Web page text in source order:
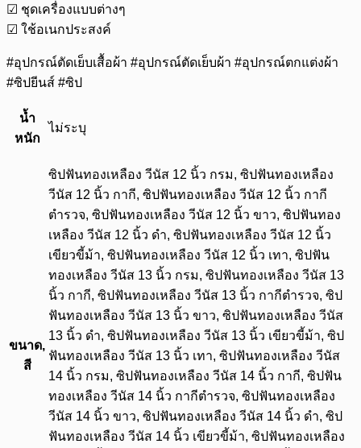
☑ ชุดเครื่องแบบต่างๆ
☑ ใช้อเนกประสงค์
#อุปกรณ์ตัดเย็บเสื้อผ้า #อุปกรณ์ตัดเย็บผ้า #อุปกรณ์ตกแต่งผ้า
#ซิปยีนส์ #ซิป
น้ำ
หนัก
ไม่ระบุ
ขนาด,
สี
ซิปฟันทองเหลือง วีนัส 12 นิ้ว กรม, ซิปฟันทองเหลือง
วีนัส 12 นิ้ว กากี, ซิปฟันทองเหลือง วีนัส 12 นิ้ว กากี
ตำรวจ, ซิปฟันทองเหลือง วีนัส 12 นิ้ว ขาว, ซิปฟันทอง
เหลือง วีนัส 12 นิ้ว ดำ, ซิปฟันทองเหลือง วีนัส 12 นิ้ว
เขียวขี้ม้า, ซิปฟันทองเหลือง วีนัส 12 นิ้ว เทา, ซิปฟัน
ทองเหลือง วีนัส 13 นิ้ว กรม, ซิปฟันทองเหลือง วีนัส 13
นิ้ว กากี, ซิปฟันทองเหลือง วีนัส 13 นิ้ว กากีตำรวจ, ซิป
ฟันทองเหลือง วีนัส 13 นิ้ว ขาว, ซิปฟันทองเหลือง วีนัส
13 นิ้ว ดำ, ซิปฟันทองเหลือง วีนัส 13 นิ้ว เขียวขี้ม้า, ซิป
ฟันทองเหลือง วีนัส 13 นิ้ว เทา, ซิปฟันทองเหลือง วีนัส
14 นิ้ว กรม, ซิปฟันทองเหลือง วีนัส 14 นิ้ว กากี, ซิปฟัน
ทองเหลือง วีนัส 14 นิ้ว กากีตำรวจ, ซิปฟันทองเหลือง
วีนัส 14 นิ้ว ขาว, ซิปฟันทองเหลือง วีนัส 14 นิ้ว ดำ, ซิป
ฟันทองเหลือง วีนัส 14 นิ้ว เขียวขี้ม้า, ซิปฟันทองเหลือง